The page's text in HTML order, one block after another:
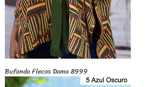
Bufanda Flecos Dama 8999